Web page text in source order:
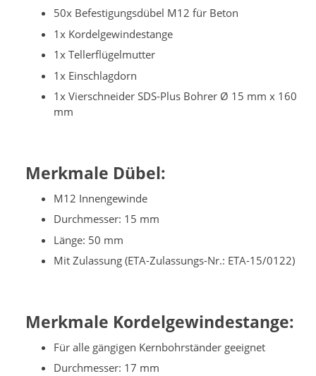
50x Befestigungsdübel M12 für Beton
1x Kordelgewindestange
1x Tellerflügelmutter
1x Einschlagdorn
1x Vierschneider SDS-Plus Bohrer Ø 15 mm x 160
mm
Merkmale Dübel:
M12 Innengewinde
Durchmesser: 15 mm
Länge: 50 mm
Mit Zulassung (ETA-Zulassungs-Nr.: ETA-15/0122)
Merkmale Kordelgewindestange:
Für alle gängigen Kernbohrständer geeignet
Durchmesser: 17 mm